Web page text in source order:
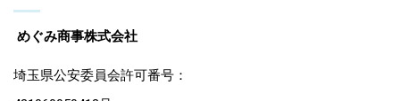
めぐみ商事株式会社
埼玉県公安委員会許可番号：